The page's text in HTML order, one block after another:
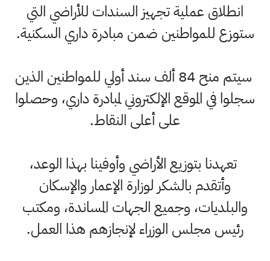
انطلاق عملية تجهيز السندات للأراضي التي
ستوزع للمواطنين ضمن مبادرة داري السكنية.
سيتم منح 84 ألف سند أولي للمواطنين الذين
سجلوا في الموقع الإلكتروني لمبادرة داري، وحصلوا
على أعلى النقاط.
تعهدنا بتوزيع الأراضي وأوفينا بهذا الوعد،
وأتقدم بالشكر لوزارة الإعمار والإسكان
والبلديات، وجميع الجهات المساندة، ومكتب
رئيس مجلس الوزراء لإنجازهم هذا العمل.